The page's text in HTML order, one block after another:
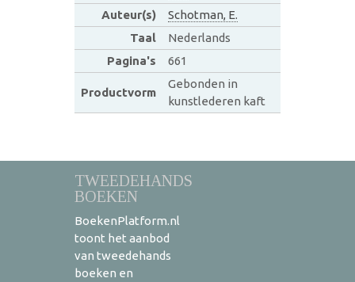
Auteur(s)
Schotman, E.
Taal
Nederlands
Pagina's
661
Productvorm
Gebonden in
kunstlederen kaft
TWEEDEHANDS
BOEKEN
BoekenPlatform.nl
toont het aanbod
van tweedehands
boeken en